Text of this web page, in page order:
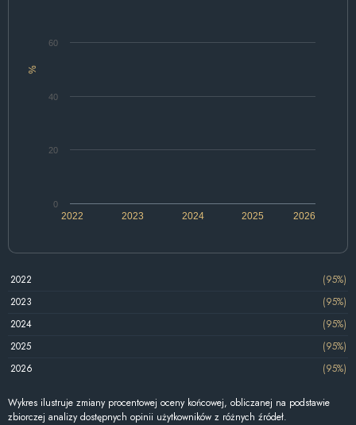
%
2022 2024 2026
2023 2025
0
20
40
60
2022
(95%)
2023
(95%)
2024
(95%)
2025
(95%)
2026
(95%)
Wykres ilustruje zmiany procentowej oceny końcowej, obliczanej na podstawie
zbiorczej analizy dostępnych opinii użytkowników z różnych źródeł.